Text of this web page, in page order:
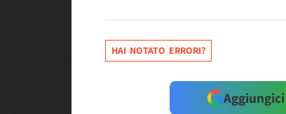
HAI NOTATO ERRORI?